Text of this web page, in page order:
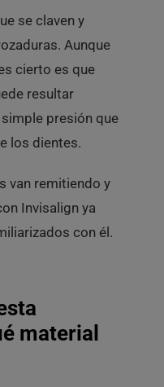
se claven y
Aunque
cierto es que
resultar
presión que
los dientes.
van remitiendo y
Invisalign ya
con él.
material